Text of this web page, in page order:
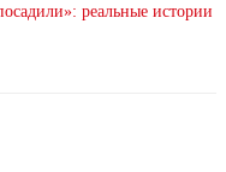
реальные истории